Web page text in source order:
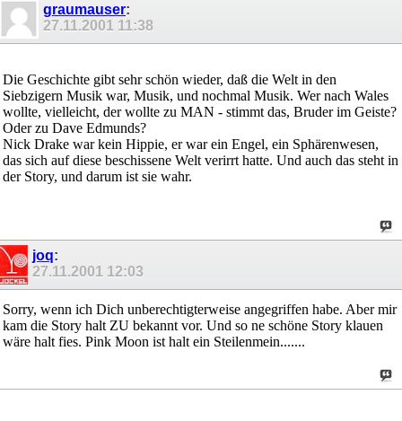
graumauser:
27.11.2001 11:38
Die Geschichte gibt sehr schön wieder, daß die Welt in den
Siebzigern Musik war, Musik, und nochmal Musik. Wer nach Wales
wollte, vielleicht, der wollte zu MAN - stimmt das, Bruder im Geiste?
Oder zu Dave Edmunds?
Nick Drake war kein Hippie, er war ein Engel, ein Sphärenwesen,
das sich auf diese beschissene Welt verirrt hatte. Und auch das steht in
der Story, und darum ist sie wahr.
joq:
27.11.2001 12:03
Sorry, wenn ich Dich unberechtigterweise angegriffen habe. Aber mir
kam die Story halt ZU bekannt vor. Und so ne schöne Story klauen
wäre halt fies. Pink Moon ist halt ein Steilenmein.......